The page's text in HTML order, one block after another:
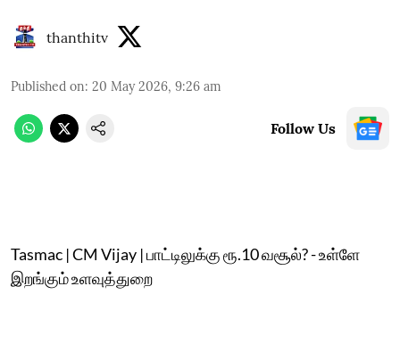
thanthitv
Published on: 20 May 2026, 9:26 am
Follow Us
Tasmac | CM Vijay | பாட்டிலுக்கு ரூ.10 வசூல்? - உள்ளே
இறங்கும் உளவுத்துறை